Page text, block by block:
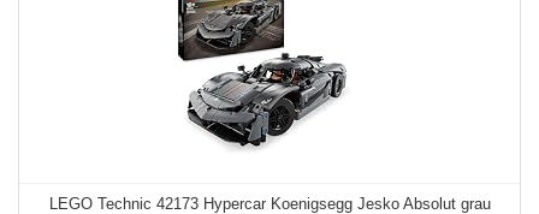
LEGO Technic 42173 Hypercar Koenigsegg Jesko Absolut grau